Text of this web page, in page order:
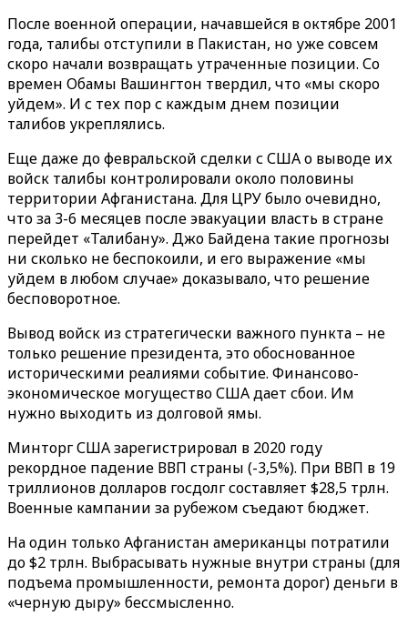
После военной операции, начавшейся в октябре 2001
года, талибы отступили в Пакистан, но уже совсем
скоро начали возвращать утраченные позиции. Со
времен Обамы Вашингтон твердил, что «мы скоро
уйдем». И с тех пор с каждым днем позиции
талибов укреплялись.
Еще даже до февральской сделки с США о выводе их
войск талибы контролировали около половины
территории Афганистана. Для ЦРУ было очевидно,
что за 3-6 месяцев после эвакуации власть в стране
перейдет «Талибану». Джо Байдена такие прогнозы
ни сколько не беспокоили, и его выражение «мы
уйдем в любом случае» доказывало, что решение
бесповоротное.
Вывод войск из стратегически важного пункта – не
только решение президента, это обоснованное
историческими реалиями событие. Финансово-
экономическое могущество США дает сбои. Им
нужно выходить из долговой ямы.
Минторг США зарегистрировал в 2020 году
рекордное падение ВВП страны (-3,5%). При ВВП в 19
триллионов долларов госдолг составляет $28,5 трлн.
Военные кампании за рубежом съедают бюджет.
На один только Афганистан американцы потратили
до $2 трлн. Выбрасывать нужные внутри страны (для
подъема промышленности, ремонта дорог) деньги в
«черную дыру» бессмысленно.